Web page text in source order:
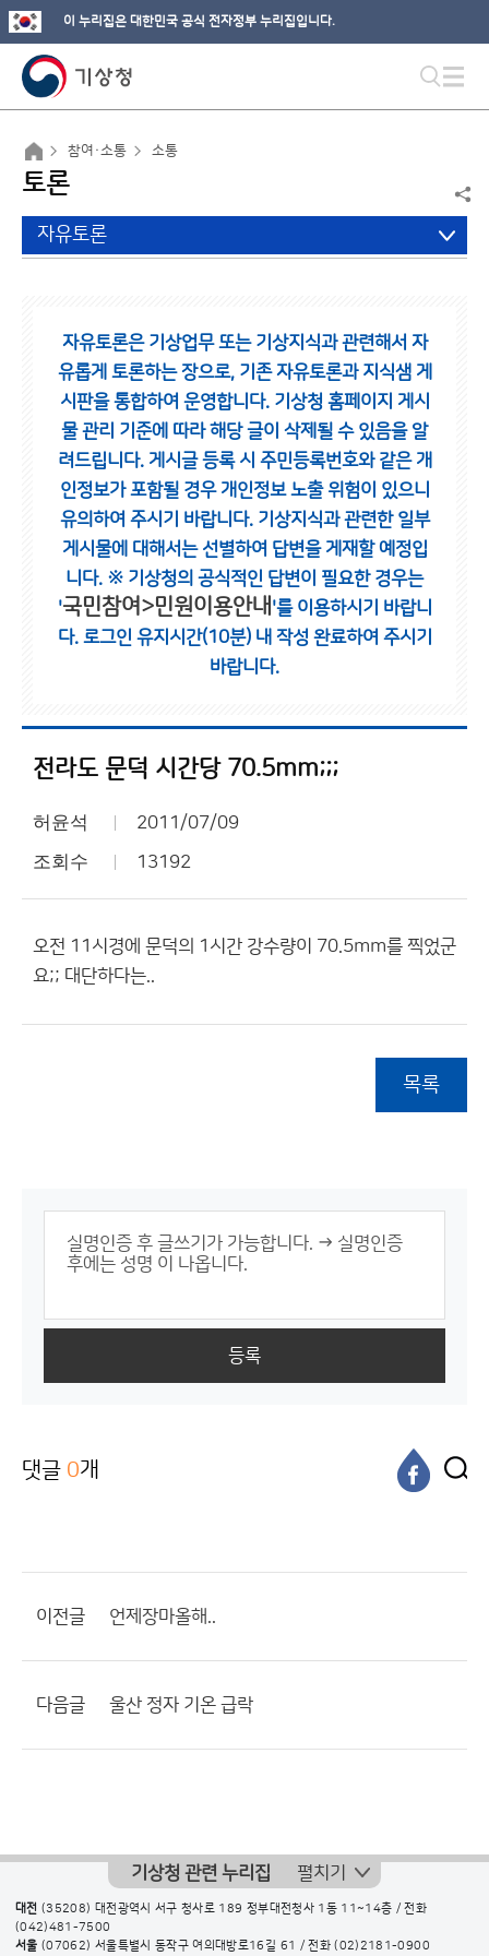
이 누리집은 대한민국 공식 전자정부 누리집입니다.
참여·소통 소통
토론
자유토론
자유토론은 기상업무 또는 기상지식과 관련해서 자
유롭게 토론하는 장으로, 기존 자유토론과 지식샘 게
시판을 통합하여 운영합니다. 기상청 홈페이지 게시
물 관리 기준에 따라 해당 글이 삭제될 수 있음을 알
려드립니다. 게시글 등록 시 주민등록번호와 같은 개
인정보가 포함될 경우 개인정보 노출 위험이 있으니
유의하여 주시기 바랍니다. 기상지식과 관련한 일부
게시물에 대해서는 선별하여 답변을 게재할 예정입
니다. ※ 기상청의 공식적인 답변이 필요한 경우는
'국민참여>민원이용안내 '를 이용하시기 바랍니
다. 로그인 유지시간(10분) 내 작성 완료하여 주시기
바랍니다.
전라도 문덕 시간당 70.5mm;;;
허윤석 2011/07/09
조회수 13192
오전 11시경에 문덕의 1시간 강수량이 70.5mm를 찍었군
요;; 대단하다는..
목록
등록
댓글 0개
이전글 언제장마올해..
다음글 울산 정자 기온 급락
기상청 관련 누리집 펼치기
대전 (35208) 대전광역시 서구 청사로 189 정부대전청사 1동 11~14층 / 전화
(042)481-7500
서울 (07062) 서울특별시 동작구 여의대방로16길 61 / 전화(02)2181-0900